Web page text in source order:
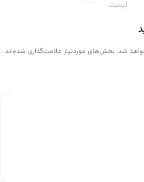
لیست
شد. بخش‌های موردنیاز علامت‌گذاری شده‌اند